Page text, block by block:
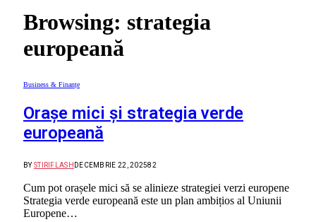
Browsing: strategia
europeană
Business & Finanțe
Orașe mici și strategia verde
europeană
BY STIRIFLASH DECEMBRIE 22, 202582
Cum pot orașele mici să se alinieze strategiei verzi europene
Strategia verde europeană este un plan ambițios al Uniunii
Europene…